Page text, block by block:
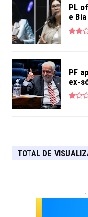
PL
e
PF
ex-
TOTAL DE
-